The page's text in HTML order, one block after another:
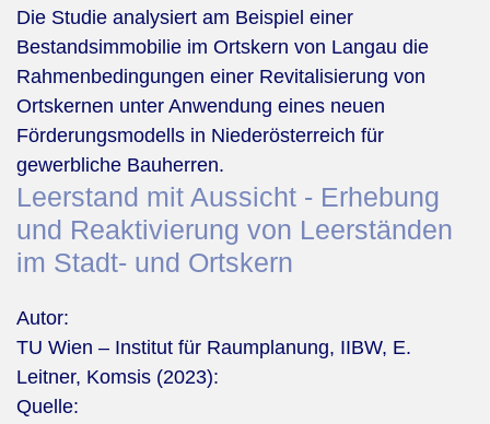
Die Studie analysiert am Beispiel einer
Bestandsimmobilie im Ortskern von Langau die
Rahmenbedingungen einer Revitalisierung von
Ortskernen unter Anwendung eines neuen
Förderungsmodells in Niederösterreich für
gewerbliche Bauherren.
Leerstand mit Aussicht - Erhebung
und Reaktivierung von Leerständen
im Stadt- und Ortskern
Autor:
TU Wien – Institut für Raumplanung, IIBW, E.
Leitner, Komsis (2023):
Quelle: